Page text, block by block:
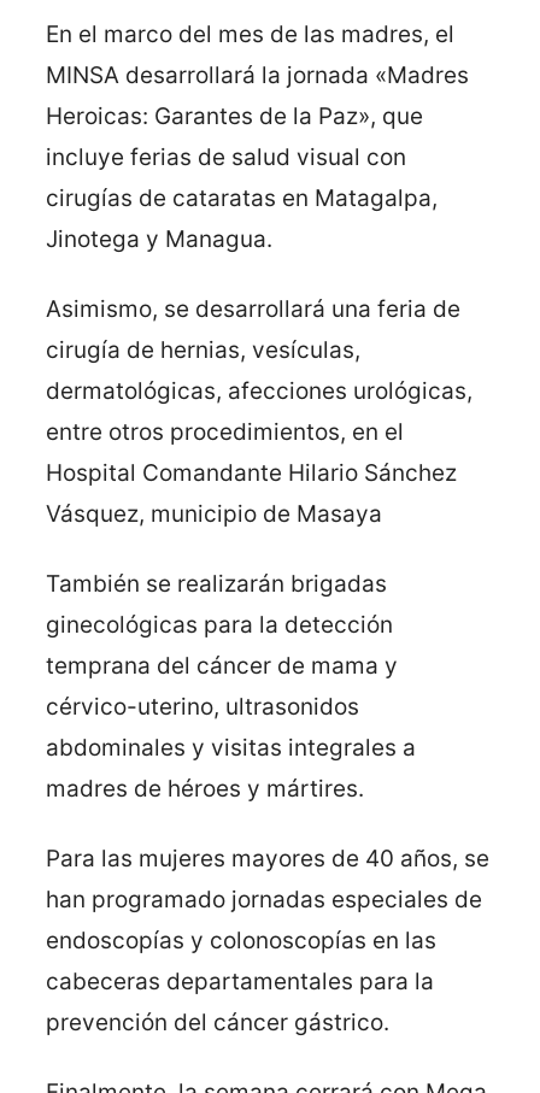
En el marco del mes de las madres, el
MINSA desarrollará la jornada «Madres
Heroicas: Garantes de la Paz», que
incluye ferias de salud visual con
cirugías de cataratas en Matagalpa,
Jinotega y Managua.
Asimismo, se desarrollará una feria de
cirugía de hernias, vesículas,
dermatológicas, afecciones urológicas,
entre otros procedimientos, en el
Hospital Comandante Hilario Sánchez
Vásquez, municipio de Masaya
También se realizarán brigadas
ginecológicas para la detección
temprana del cáncer de mama y
cérvico-uterino, ultrasonidos
abdominales y visitas integrales a
madres de héroes y mártires.
Para las mujeres mayores de 40 años, se
han programado jornadas especiales de
endoscopías y colonoscopías en las
cabeceras departamentales para la
prevención del cáncer gástrico.